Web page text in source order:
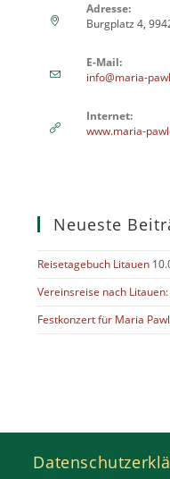
Adresse:
Burgplatz 4,
E-Mail:
info@maria-
Internet:
www.maria-
Neueste
Reisetagebuch Litauen
Vereinsreise nach
Festkonzert für Maria